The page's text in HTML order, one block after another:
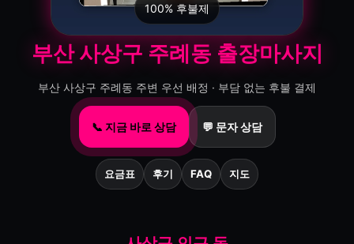
100% 후불제
부산 사상구 주례동 출장마사지
부산 사상구 주례동 주변 우선 배정 · 부담 없는 후불 결제
📞 지금 바로 상담 💬 문자 상담
요금표 후기 FAQ 지도